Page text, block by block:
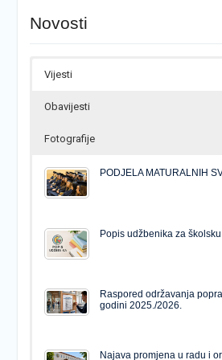
Novosti
Vijesti
Obavijesti
Fotografije
PODJELA MATURALNIH
Popis udžbenika za
Raspored održavanja
godini 2025./2026.
Najava promjena u radu i